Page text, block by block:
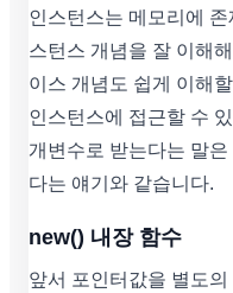
인스턴스는 메모리에
스턴스 개념을 잘 이해
이스 개념도 쉽게 이해
인스턴스에 접근할 수
개변수로 받는다는 말
다는 얘기와 같습니다.
new() 내장 함수
앞서 포인터값을 별도